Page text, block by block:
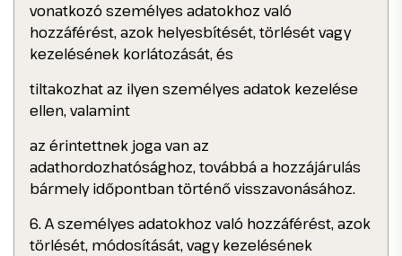
vonatkozó személyes adatokhoz való
hozzáférést, azok helyesbítését, törlését vagy
kezelésének korlátozását, és
tiltakozhat az ilyen személyes adatok kezelése
ellen, valamint
az érintettnek joga van az
adathordozhatósághoz, továbbá a hozzájárulás
bármely időpontban történő visszavonásához.
6. A személyes adatokhoz való hozzáférést, azok
törlését, módosítását, vagy kezelésének